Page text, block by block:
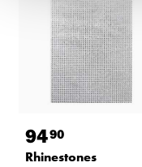
9490
Rhinestones